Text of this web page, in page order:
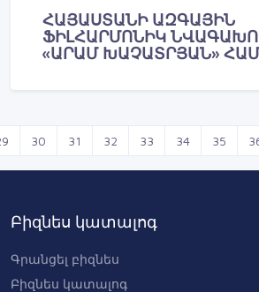
ՀԱՅԱՍՏԱՆԻ ԱԶԳԱՅԻՆ
ՖԻԼՀԱՐՄՈՆԻԿ
«ԱՐԱՄ ԽԱՉԱՏՐՅԱՆ»
30 31 32 33 34 35
Բիզնես կատալոգ
Գրանցել բիզնես
Բիզնես կատալոգ